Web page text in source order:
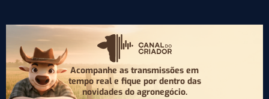
Acompanhe as transmissões em
tempo real e fique por dentro das
novidades do agronegócio.